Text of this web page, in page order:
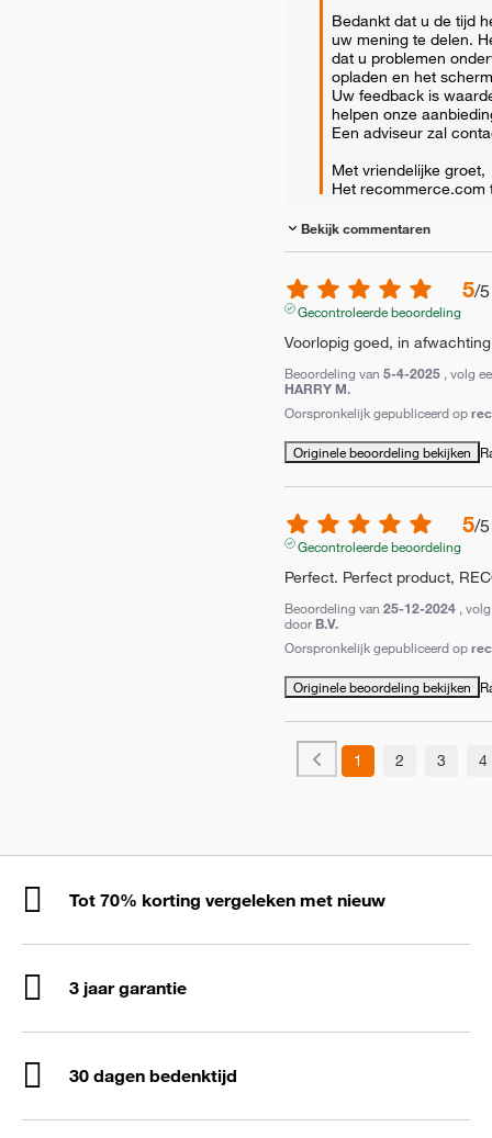
Bedankt dat u de tijd
uw mening te delen.
dat u problemen
opladen en het
Uw feedback is
helpen onze
Een adviseur zal
Met vriendelijke groet,
Het recommerce.com
Bekijk commentaren
5/5
Gecontroleerde beoordeling
Voorlopig goed, in
Beoordeling van 5-4-2025 , volg
HARRY M.
Oorspronkelijk gepubliceerd op
Originele beoordeling bekijken
5/5
Gecontroleerde beoordeling
Perfect. Perfect product,
Beoordeling van 25-12-2024 ,
door B.V.
Oorspronkelijk gepubliceerd op
Originele beoordeling bekijken
1 2 3 4
Tot 70% korting vergeleken met nieuw
3 jaar garantie
30 dagen bedenktijd